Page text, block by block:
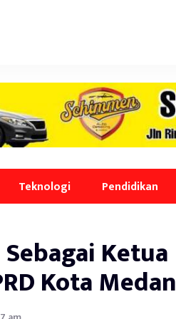
Teknologi Pendidikan
Ketua
Kota Medan